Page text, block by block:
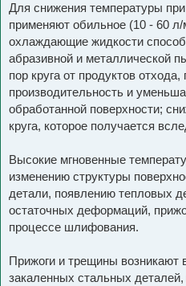
Для снижения температуры
применяют обильное (10 - 60
охлаждающие жидкости
абразивной и металлической
пор круга от продуктов
производительность и
обработанной поверхности;
круга, которое получается
Высокие мгновенные
изменению структуры
детали, появлению тепловых
остаточных деформаций,
процессе шлифования.
Прижоги и трещины
закаленных стальных